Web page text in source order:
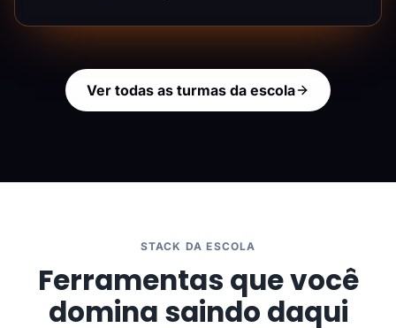
Ver todas as turmas da escola
STACK DA ESCOLA
Ferramentas que você
domina saindo daqui